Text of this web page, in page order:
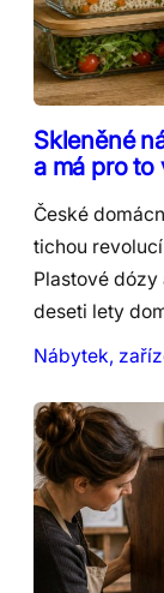
Skleněné
a má pro
České
tichou
Plastové
deseti lety
Nábytek,